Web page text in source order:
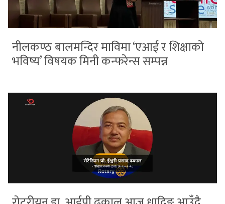
नीलकण्ठ बालमन्दिर माविमा ‘एआई र शिक्षाको
भविष्य’ विषयक मिनी कन्फरेन्स सम्पन्न